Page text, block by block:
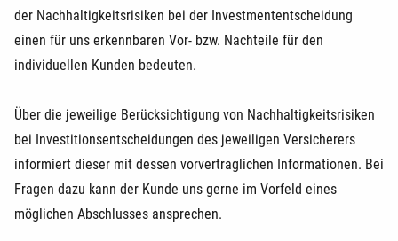
der Nachhaltigkeitsrisiken bei der Investmententscheidung
einen für uns erkennbaren Vor- bzw. Nachteile für den
individuellen Kunden bedeuten.
Über die jeweilige Berücksichtigung von Nachhaltigkeitsrisiken
bei Investitionsentscheidungen des jeweiligen Versicherers
informiert dieser mit dessen vorvertraglichen Informationen. Bei
Fragen dazu kann der Kunde uns gerne im Vorfeld eines
möglichen Abschlusses ansprechen.